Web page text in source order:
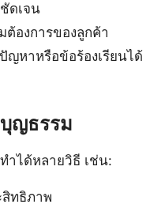
ดเจน
ต้องการของลูกค้า
ญหาหรือข้อร้องเรียนได้
ญธรรม
ำได้หลายวิธี เช่น:
สิทธิภาพ